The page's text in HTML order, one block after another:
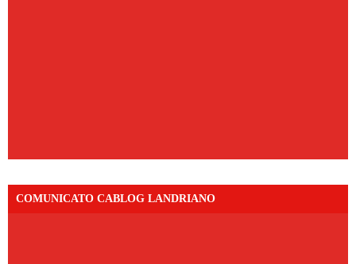
COMUNICATO CABLOG LANDRIANO